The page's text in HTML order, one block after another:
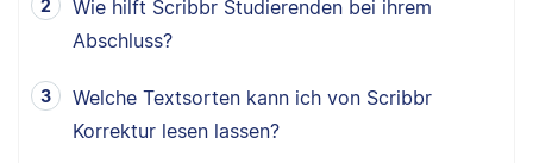
Wie hilft Scribbr Studierenden bei ihrem
Abschluss?
Welche Textsorten kann ich von Scribbr
Korrektur lesen lassen?